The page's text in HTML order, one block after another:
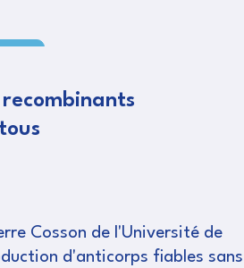
Cosson de l'Université de
d'anticorps fiables sans